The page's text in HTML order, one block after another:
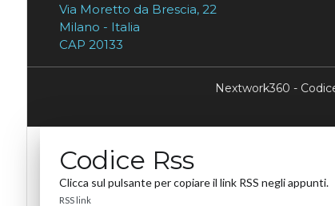
Via Moretto da Brescia, 22
Milano - Italia
CAP 20133
Nextwork360 -
Codice Rss
Clicca sul pulsante per copiare il link RSS negli appunti.
RSS link